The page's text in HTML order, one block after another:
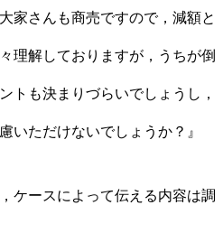
家さんも商売ですので，減額と
理解しておりますが，うちが倒
トも決まりづらいでしょうし，
いただけないでしょうか？』
ケースによって伝える内容は調